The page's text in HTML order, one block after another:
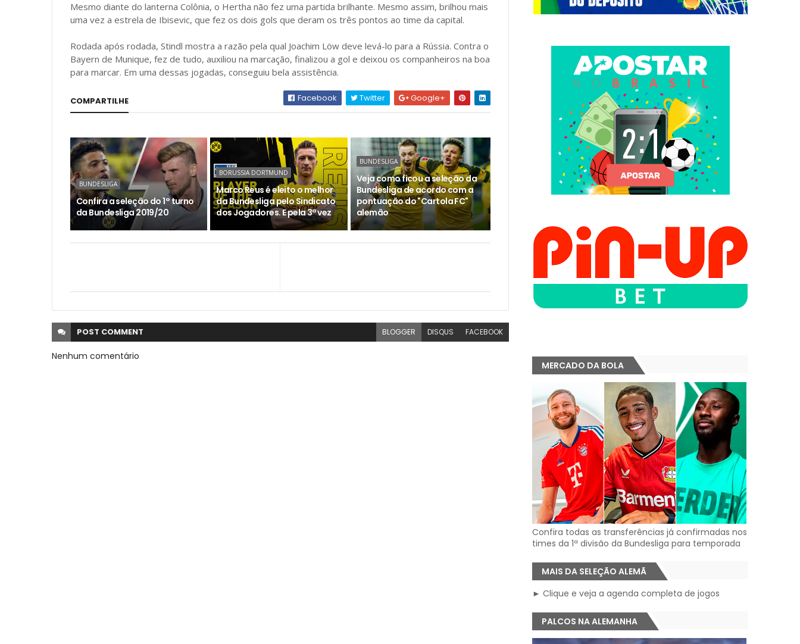
Mesmo diante do lanterna Colônia, o Hertha não fez uma partida brilhante. Mesmo assim, brilhou mais
uma vez a estrela de Ibisevic, que fez os dois gols que deram os três pontos ao time da capital.
Rodada após rodada, Stindl mostra a razão pela qual Joachim Löw deve levá-lo para a Rússia. Contra o
Bayern de Munique, fez de tudo, auxiliou na marcação, finalizou a gol e deixou os companheiros na boa
para marcar. Em uma dessas jogadas, conseguiu bela assistência.
COMPARTILHE Facebook Twitter Google+
BUNDESLIGA
Confira a seleção do 1° turno
da Bundesliga 2019/20
BORUSSIA DORTMUND
Marco Reus é eleito o melhor
da Bundesliga pelo Sindicato
dos Jogadores. E pela 3ª vez
BUNDESLIGA
Veja como ficou a seleção da
Bundesliga de acordo com a
pontuação do "Cartola FC"
alemão
POST COMMENT BLOGGER DISQUS FACEBOOK
Nenhum comentário
MERCADO DA BOLA
Confira todas as transferências já confirmadas nos
times da 1ª divisão da Bundesliga para temporada
MAIS DA SELEÇÃO ALEMÃ
► Clique e veja a agenda completa de jogos
PALCOS NA ALEMANHA